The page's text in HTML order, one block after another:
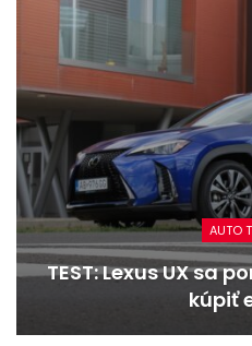
AUTO TESTY
sa pomaly lúči, oplatí sa